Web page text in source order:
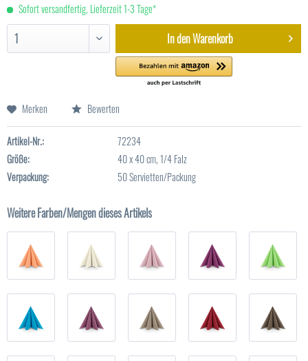
Sofort versandfertig, Lieferzeit 1-3 Tage*
In denWarenkorb
Merken Bewerten
Artikel-Nr.:
72234
Größe:
40 x 40 cm, 1/4 Falz
Verpackung:
50 Servietten/Packung
Weitere Farben/Mengen dieses Artikels